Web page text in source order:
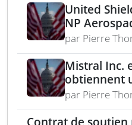
United
NP
forces pour
aux
déminage
par Pierre
Mistral Inc.
obtiennent
commande
US Army
Systems
par Pierre
Contrat de